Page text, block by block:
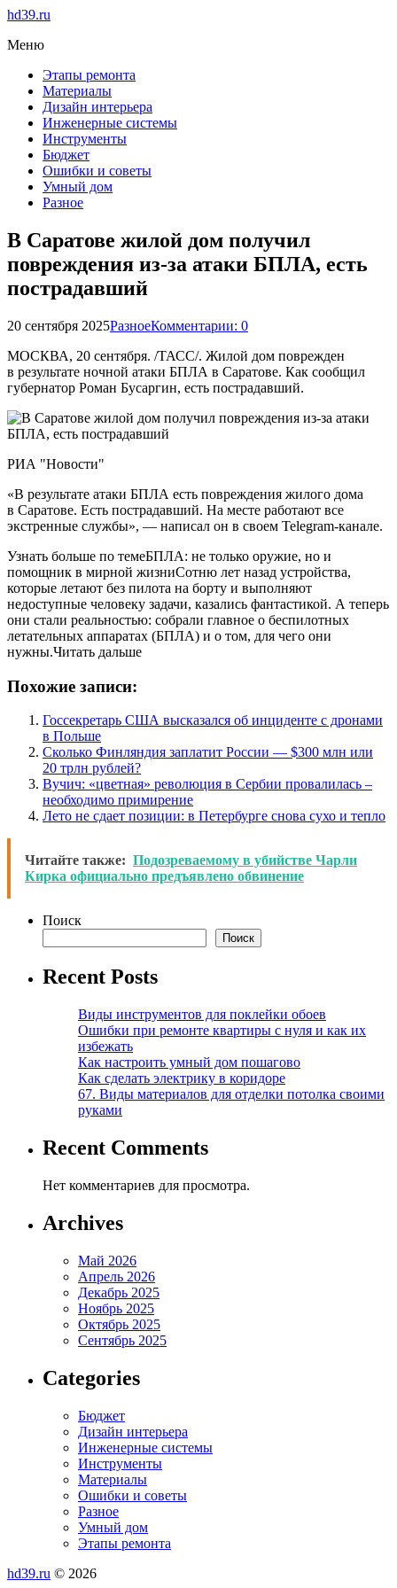
hd39.ru
Меню
Этапы ремонта
Материалы
Дизайн интерьера
Инженерные системы
Инструменты
Бюджет
Ошибки и советы
Умный дом
Разное
В Саратове жилой дом получил
повреждения из-за атаки БПЛА, есть
пострадавший
20 сентября 2025РазноеКомментарии: 0
МОСКВА, 20 сентября. /ТАСС/. Жилой дом поврежден
в результате ночной атаки БПЛА в Саратове. Как сообщил
губернатор Роман Бусаргин, есть пострадавший.
РИА "Новости"
«В результате атаки БПЛА есть повреждения жилого дома
в Саратове. Есть пострадавший. На месте работают все
экстренные службы», — написал он в своем Telegram-канале.
Узнать больше по темеБПЛА: не только оружие, но и
помощник в мирной жизниСотню лет назад устройства,
которые летают без пилота на борту и выполняют
недоступные человеку задачи, казались фантастикой. А теперь
они стали реальностью: собрали главное о беспилотных
летательных аппаратах (БПЛА) и о том, для чего они
нужны.Читать дальше
Похожие записи:
Госсекретарь США высказался об инциденте с дронами
в Польше
Сколько Финляндия заплатит России — $300 млн или
20 трлн рублей?
Вучич: «цветная» революция в Сербии провалилась –
необходимо примирение
Лето не сдает позиции: в Петербурге снова сухо и тепло
Читайте также: Подозреваемому в убийстве Чарли
Кирка официально предъявлено обвинение
Поиск
Поиск
Recent Posts
Виды инструментов для поклейки обоев
Ошибки при ремонте квартиры с нуля и как их
избежать
Как настроить умный дом пошагово
Как сделать электрику в коридоре
67. Виды материалов для отделки потолка своими
руками
Recent Comments
Нет комментариев для просмотра.
Archives
Май 2026
Апрель 2026
Декабрь 2025
Ноябрь 2025
Октябрь 2025
Сентябрь 2025
Categories
Бюджет
Дизайн интерьера
Инженерные системы
Инструменты
Материалы
Ошибки и советы
Разное
Умный дом
Этапы ремонта
hd39.ru © 2026